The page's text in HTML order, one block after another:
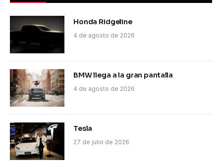
Honda Ridgeline
4 de agosto de 2026
BMW llega a la gran pantalla
4 de agosto de 2026
Tesla
27 de julio de 2026